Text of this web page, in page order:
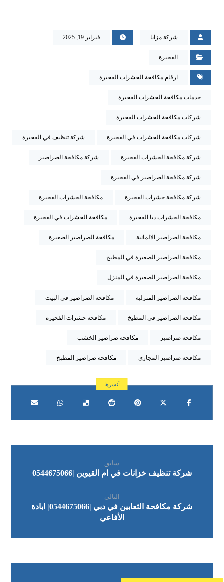
شركة مزايا فبراير 19, 2025
الفجيرة
ارقام مكافحة الحشرات الفجيرة
خدمات مكافحة الحشرات الفجيرة
شركات مكافحة الحشرات الفجيرة
شركات مكافحة الحشرات في الفجيرة شركة تنظيف في الفجيرة
شركة مكافحة الحشرات الفجيرة شركة مكافحة الصراصير
شركة مكافحة الصراصير في الفجيرة
شركة مكافحة حشرات الفجيرة مكافحة الحشرات الفجيرة
مكافحة الحشرات دبا الفجيرة مكافحة الحشرات في الفجيرة
مكافحة الصراصير الالمانية مكافحة الصراصير الصغيرة
مكافحة الصراصير الصغيرة في المطبخ
مكافحة الصراصير الصغيرة في المنزل
مكافحة الصراصير المنزلية مكافحة الصراصير في البيت
مكافحة الصراصير في المطبخ مكافحة حشرات الفجيرة
مكافحة صراصير مكافحة صراصير الخشب
مكافحة صراصير المجاري مكافحة صراصير المطبخ
سابق
شركة تنظيف خزانات في ام القيوين |0544675066
التالي
شركة مكافحة الثعابين في دبي |0544675066| ابادة
الأفاعي